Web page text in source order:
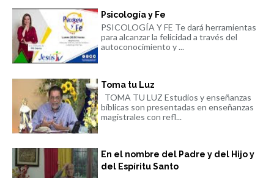
Psicología y Fe
PSICOLOGÍA Y FE Te dará herramientas
para alcanzar la felicidad a través del
autoconocimiento y ...
Toma tu Luz
TOMA TU LUZ Estudios y enseñanzas
bíblicas son presentadas en enseñanzas
magistrales con refl...
En el nombre del Padre y del Hijo y
del Espíritu Santo